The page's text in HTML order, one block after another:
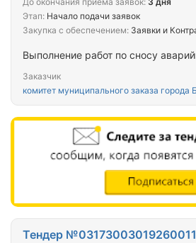
Выполнение работ по сносу
Заказчик
комитет муниципального заказа города
Этап: Начало подачи заявок
Закупка с обеспечением: Заявки и
Тендер